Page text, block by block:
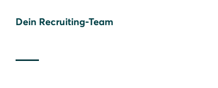
Dein Recruiting-Team